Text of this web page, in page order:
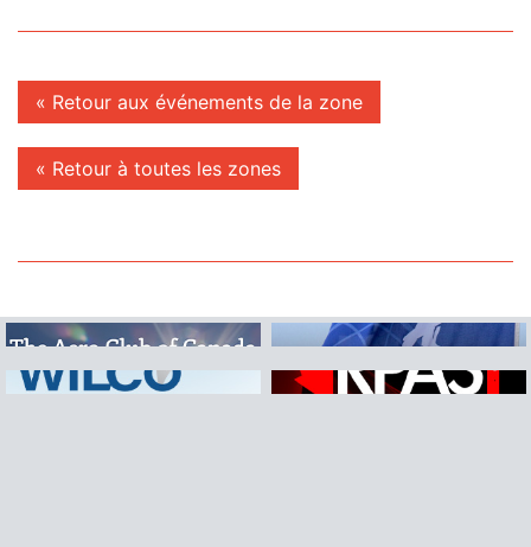
« Retour aux événements de la zone
« Retour à toutes les zones